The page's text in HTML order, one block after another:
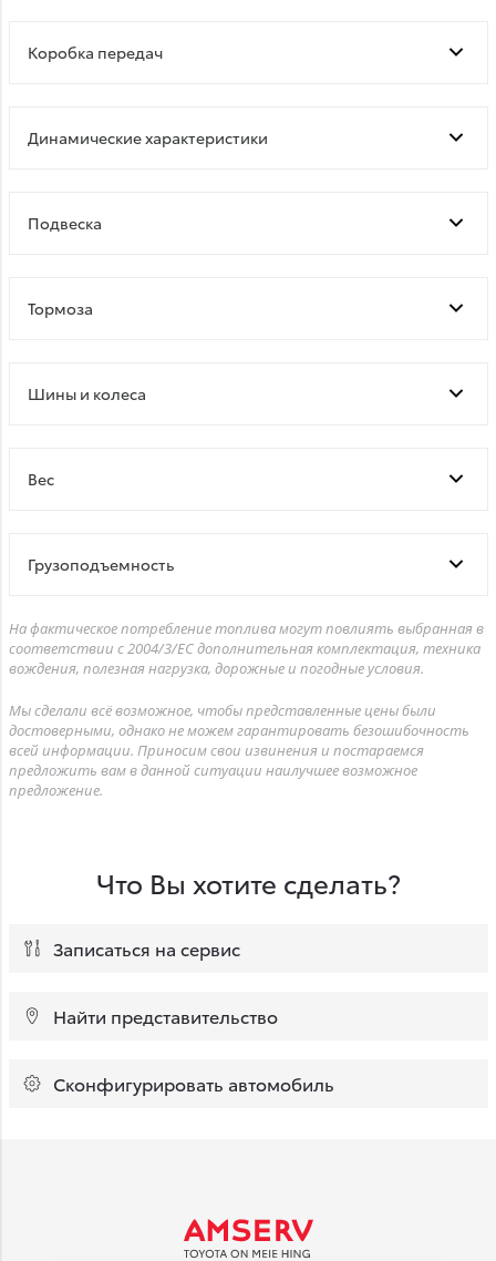
Коробка передач
Динамические характеристики
Подвеска
Тормоза
Шины и колеса
Bec
Грузоподъемность
На фактическое потребление топлива могут повлиять выбранная в
соответствии с 2004/3/ЕС дополнительная комплектация, техника
вождения, полезная нагрузка, дорожные и погодные условия.
Мы сделали всё возможное, чтобы представленные цены были
достоверными, однако не можем гарантировать безошибочность
всей информации. Приносим свои извинения и постараемся
предложить вам в данной ситуации наилучшее возможное
предложение.
Что Вы хотите сделать?
Записаться на сервис
Найти представительство
Сконфигурировать автомобиль